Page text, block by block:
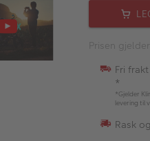
Prisen
Fri
*
*Gjelder
levering til
Rask